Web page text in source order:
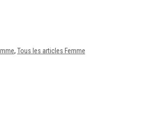
, Tous les articles Femme